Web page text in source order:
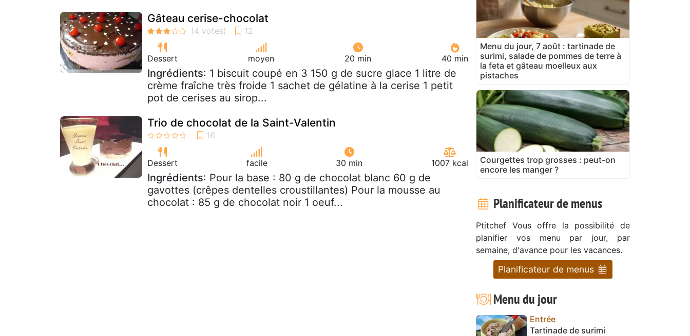
Gâteau cerise-chocolat
Dessert moyen 20 min 40 min
Ingrédients: 1 biscuit coupé en 3 150 g de sucre glace 1 litre de
crème fraîche très froide 1 sachet de gélatine à la cerise 1 petit
pot de cerises au sirop...
Trio de chocolat de la Saint-Valentin
Dessert facile 30 min 1007 kcal
Ingrédients: Pour la base : 80 g de chocolat blanc 60 g de
gavottes (crêpes dentelles croustillantes) Pour la mousse au
chocolat : 85 g de chocolat noir 1 oeuf...
Menu du jour, 7 août : tartinade de
surimi, salade de pommes de terre à
la feta et gâteau moelleux aux
pistaches
Courgettes trop grosses : peut-on
encore les manger ?
Planificateur de menus
Ptitchef Vous offre la possibilité de
planifier vos menu par jour, par
semaine, d'avance pour les vacances.
Planificateur de menus
Menu du jour
Entrée
Tartinade de surimi